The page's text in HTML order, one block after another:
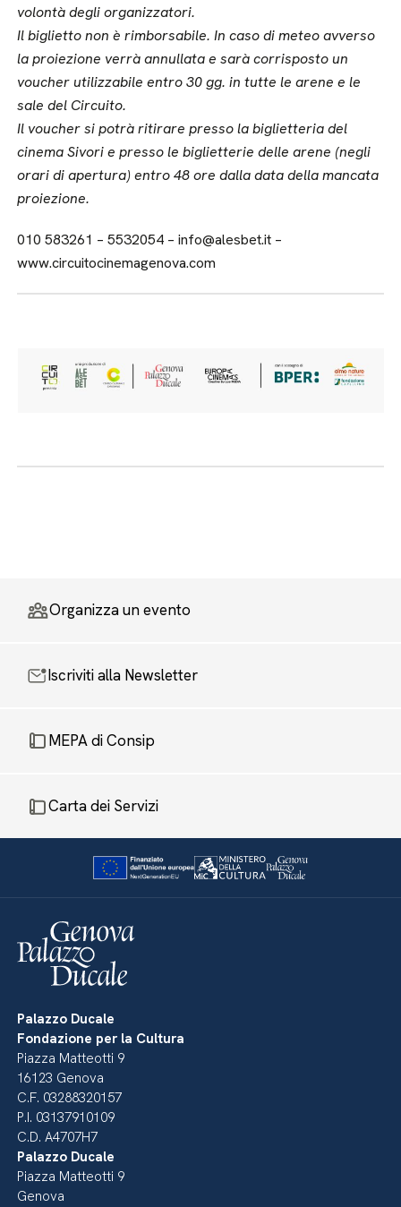
volontà degli organizzatori.
Il biglietto non è rimborsabile. In caso di meteo avverso
la proiezione verrà annullata e sarà corrisposto un
voucher utilizzabile entro 30 gg. in tutte le arene e le
sale del Circuito.
Il voucher si potrà ritirare presso la biglietteria del
cinema Sivori e presso le biglietterie delle arene (negli
orari di apertura) entro 48 ore dalla data della mancata
proiezione.
010 583261 – 5532054 – info@alesbet.it –
www.circuitocinemagenova.com
Organizza un evento
Iscriviti alla Newsletter
MEPA di Consip
Carta dei Servizi
Palazzo Ducale
Fondazione per la Cultura
Piazza Matteotti 9
16123 Genova
C.F. 03288320157
P.I. 03137910109
C.D. A4707H7
Palazzo Ducale
Piazza Matteotti 9
Genova